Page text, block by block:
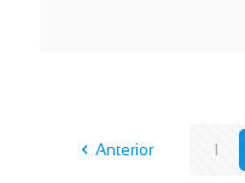
Anterior 1